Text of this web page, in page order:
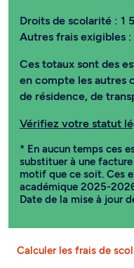
Droits de scolarité : 1
Autres frais exigibles :
Ces totaux sont des
en compte les autres
de résidence, de
Vérifiez votre statut
* En aucun temps ces
substituer à une
motif que ce soit. Ces
académique 2025-
Date de la mise à jour
Calculer les frais de